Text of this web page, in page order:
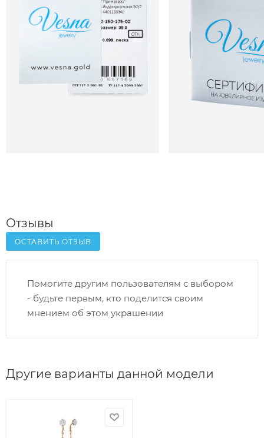
Отзывы
ОСТАВИТЬ ОТЗЫВ
Помогите другим пользователям с выбором
- будьте первым, кто поделится своим
мнением об этом украшении
Другие варианты данной модели